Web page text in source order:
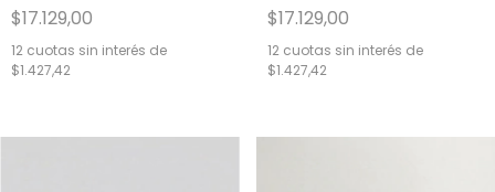
$17.129,00
12 cuotas sin interés de
$1.427,42
$17.129,00
12 cuotas sin interés de
$1.427,42